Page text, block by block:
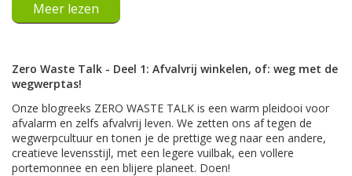
Meer lezen
Zero Waste Talk - Deel 1: Afvalvrij winkelen, of: weg met de
wegwerptas!
Onze blogreeks ZERO WASTE TALK is een warm pleidooi voor
afvalarm en zelfs afvalvrij leven. We zetten ons af tegen de
wegwerpcultuur en tonen je de prettige weg naar een andere,
creatieve levensstijl, met een legere vuilbak, een vollere
portemonnee en een blijere planeet. Doen!